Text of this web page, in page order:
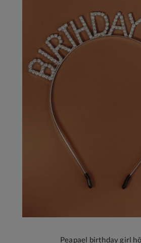
Peapael birthday girl